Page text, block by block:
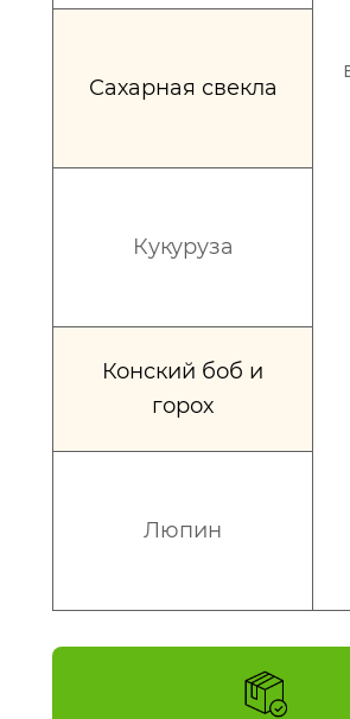
Сахарная свекла
Кукуруза
Конский боб и
горох
Люпин